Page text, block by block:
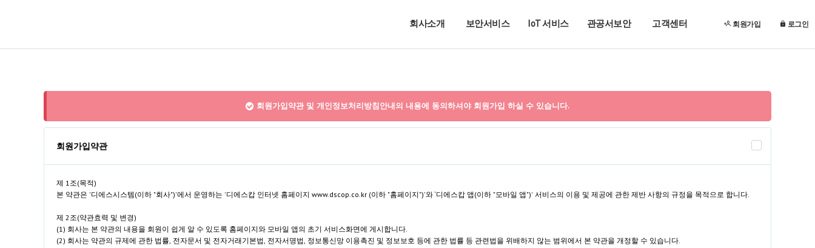
회사소개 보안서비스 IoT 서비스 관공서보안 고객센터 회원가입 로그인
회원가입약관 및 개인정보처리방침안내의 내용에 동의하셔야 회원가입 하실 수 있습니다.
회원가입약관